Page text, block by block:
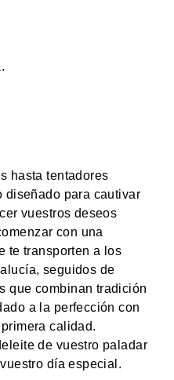
hasta tentadores
diseñado para cautivar
vuestros deseos
con una
te transporten a los
seguidos de
que combinan tradición
a la perfección con
calidad.
de vuestro paladar
día especial.